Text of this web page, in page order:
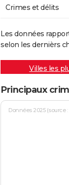
Crimes et délits
Les données
selon les dernièrs
Villes les
Principaux
Données 2025 (source